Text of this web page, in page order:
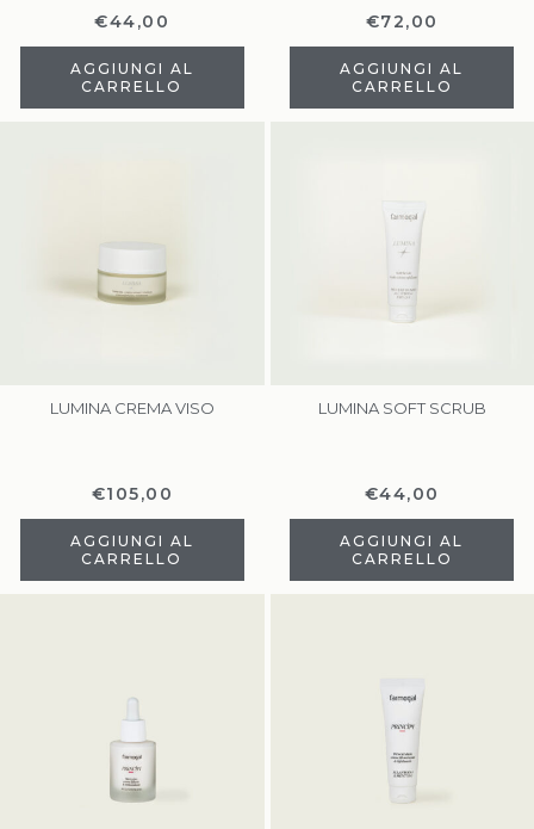
€44,00
AGGIUNGI AL
CARRELLO
€72,00
AGGIUNGI AL
CARRELLO
LUMINA CREMA VISO
€105,00
AGGIUNGI AL
CARRELLO
LUMINA SOFT SCRUB
€44,00
AGGIUNGI AL
CARRELLO